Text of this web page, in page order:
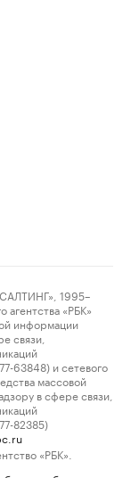
1995–
«РБК»
информации
связи,
63848) и сетевого
массовой
в сфере связи,
82385)
«РБК».